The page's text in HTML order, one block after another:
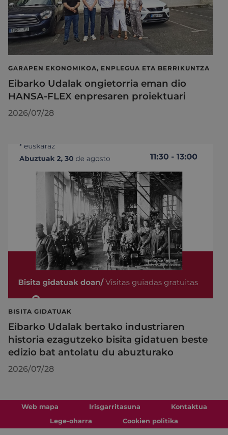
GARAPEN EKONOMIKOA, ENPLEGUA ETA BERRIKUNTZA
Eibarko Udalak ongietorria eman dio
HANSA-FLEX enpresaren proiektuari
2026/07/28
BISITA GIDATUAK
Eibarko Udalak bertako industriaren
historia ezagutzeko bisita gidatuen beste
edizio bat antolatu du abuzturako
2026/07/28
Web mapa Irisgarritasuna
Kontaktua
Lege-oharra
Cookien politika